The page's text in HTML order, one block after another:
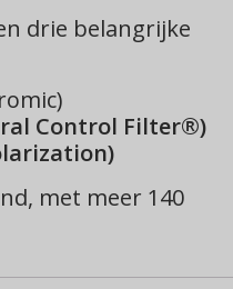
drie belangrijke
Control Filter®)
met meer 140